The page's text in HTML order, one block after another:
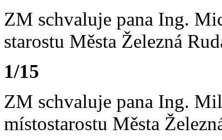
ZM schvaluje pana Ing.
starostu Města Železná
1/15
ZM schvaluje pana Ing.
místostarostu Města